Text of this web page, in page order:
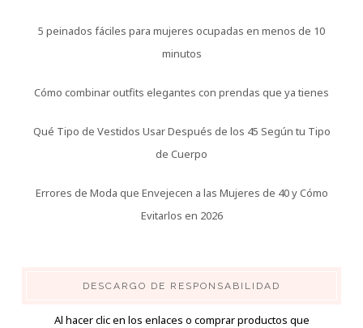
5 peinados fáciles para mujeres ocupadas en menos de 10
minutos
Cómo combinar outfits elegantes con prendas que ya tienes
Qué Tipo de Vestidos Usar Después de los 45 Según tu Tipo
de Cuerpo
Errores de Moda que Envejecen a las Mujeres de 40 y Cómo
Evitarlos en 2026
DESCARGO DE RESPONSABILIDAD
Al hacer clic en los enlaces o comprar productos que